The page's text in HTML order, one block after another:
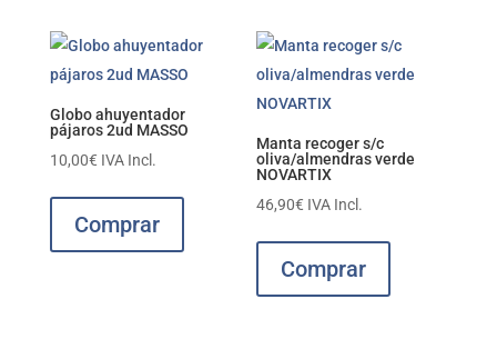
Globo ahuyentador
pájaros 2ud MASSO
10,00€ IVA Incl.
Comprar
Manta recoger s/c
oliva/almendras verde
NOVARTIX
46,90€ IVA Incl.
Comprar